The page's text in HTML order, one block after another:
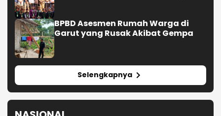
BPBD Asesmen Rumah Warga di
Garut yang Rusak Akibat Gempa
Selengkapnya